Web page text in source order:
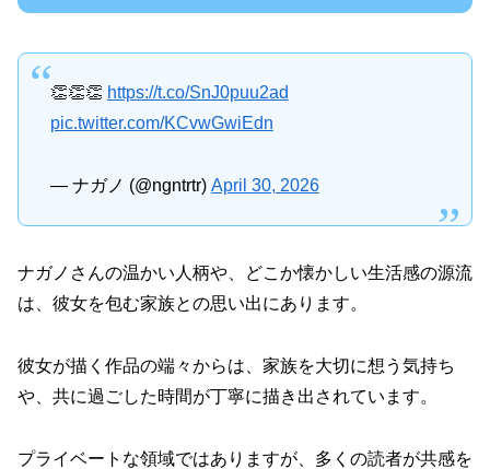
👏👏👏 https://t.co/SnJ0puu2ad
pic.twitter.com/KCvwGwiEdn
— ナガノ (@ngntrtr) April 30, 2026
ナガノさんの温かい人柄や、どこか懐かしい生活感の源流
は、彼女を包む家族との思い出にあります。
彼女が描く作品の端々からは、家族を大切に想う気持ち
や、共に過ごした時間が丁寧に描き出されています。
プライベートな領域ではありますが、多くの読者が共感を